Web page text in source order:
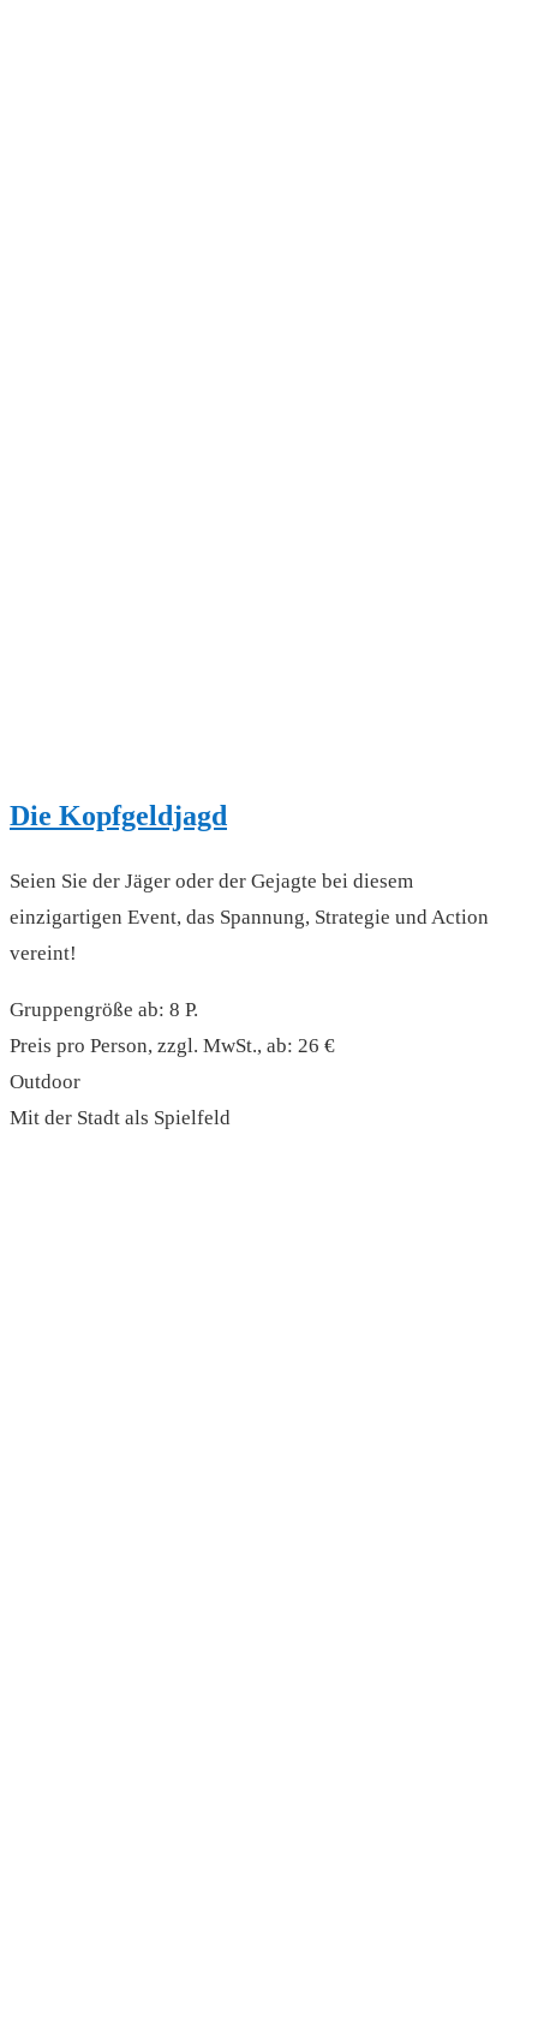
Die Kopfgeldjagd
Seien Sie der Jäger oder der Gejagte bei diesem
einzigartigen Event, das Spannung, Strategie und Action
vereint!
Gruppengröße ab: 8 P.
Preis pro Person, zzgl. MwSt., ab: 26 €
Outdoor
Mit der Stadt als Spielfeld